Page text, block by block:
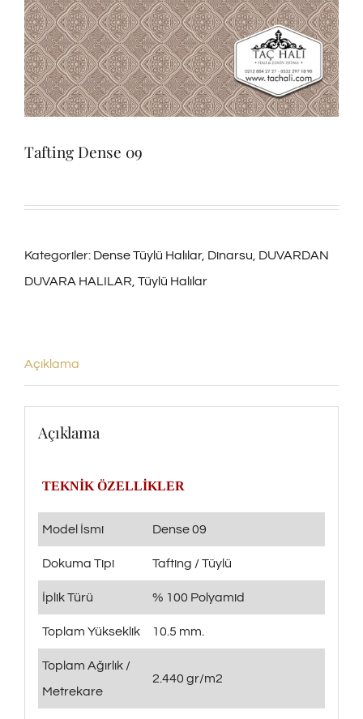
Tafting Dense 09
Kategoriler: Dense Tüylü Halılar, Dinarsu, DUVARDAN
DUVARA HALILAR, Tüylü Halılar
Açıklama
Açıklama
TEKNİK ÖZELLİKLER
Model İsmi Dense 09
Dokuma Tipi Tafting / Tüylü
İplik Türü % 100 Polyamid
Toplam Yükseklik 10.5 mm.
Toplam Ağırlık /
Metrekare
2.440 gr/m2